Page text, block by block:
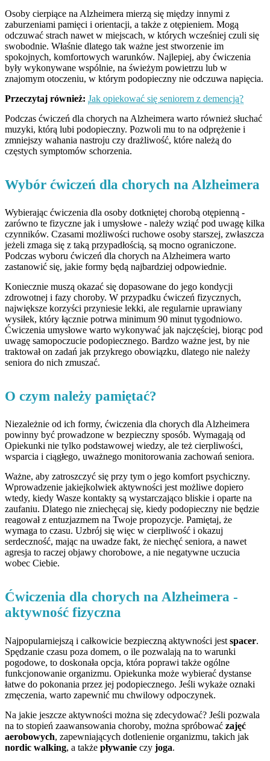
Osoby cierpiące na Alzheimera mierzą się między innymi z
zaburzeniami pamięci i orientacji, a także z otępieniem. Mogą
odczuwać strach nawet w miejscach, w których wcześniej czuli się
swobodnie. Właśnie dlatego tak ważne jest stworzenie im
spokojnych, komfortowych warunków. Najlepiej, aby ćwiczenia
były wykonywane wspólnie, na świeżym powietrzu lub w
znajomym otoczeniu, w którym podopieczny nie odczuwa napięcia.
Przeczytaj również: Jak opiekować się seniorem z demencją?
Podczas ćwiczeń dla chorych na Alzheimera warto również słuchać
muzyki, którą lubi podopieczny. Pozwoli mu to na odprężenie i
zmniejszy wahania nastroju czy drażliwość, które należą do
częstych symptomów schorzenia.
Wybór ćwiczeń dla chorych na Alzheimera
Wybierając ćwiczenia dla osoby dotkniętej chorobą otępienną -
zarówno te fizyczne jak i umysłowe - należy wziąć pod uwagę kilka
czynników. Czasami możliwości ruchowe osoby starszej, zwłaszcza
jeżeli zmaga się z taką przypadłością, są mocno ograniczone.
Podczas wyboru ćwiczeń dla chorych na Alzheimera warto
zastanowić się, jakie formy będą najbardziej odpowiednie.
Koniecznie muszą okazać się dopasowane do jego kondycji
zdrowotnej i fazy choroby. W przypadku ćwiczeń fizycznych,
największe korzyści przyniesie lekki, ale regularnie uprawiany
wysiłek, który łącznie potrwa minimum 90 minut tygodniowo.
Ćwiczenia umysłowe warto wykonywać jak najczęściej, biorąc pod
uwagę samopoczucie podopiecznego. Bardzo ważne jest, by nie
traktował on zadań jak przykrego obowiązku, dlatego nie należy
seniora do nich zmuszać.
O czym należy pamiętać?
Niezależnie od ich formy, ćwiczenia dla chorych dla Alzheimera
powinny być prowadzone w bezpieczny sposób. Wymagają od
Opiekunki nie tylko podstawowej wiedzy, ale też cierpliwości,
wsparcia i ciągłego, uważnego monitorowania zachowań seniora.
Ważne, aby zatroszczyć się przy tym o jego komfort psychiczny.
Wprowadzenie jakiejkolwiek aktywności jest możliwe dopiero
wtedy, kiedy Wasze kontakty są wystarczająco bliskie i oparte na
zaufaniu. Dlatego nie zniechęcaj się, kiedy podopieczny nie będzie
reagował z entuzjazmem na Twoje propozycje. Pamiętaj, że
wymaga to czasu. Uzbrój się więc w cierpliwość i okazuj
serdeczność, mając na uwadze fakt, że niechęć seniora, a nawet
agresja to raczej objawy chorobowe, a nie negatywne uczucia
wobec Ciebie.
Ćwiczenia dla chorych na Alzheimera -
aktywność fizyczna
Najpopularniejszą i całkowicie bezpieczną aktywności jest spacer.
Spędzanie czasu poza domem, o ile pozwalają na to warunki
pogodowe, to doskonała opcja, która poprawi także ogólne
funkcjonowanie organizmu. Opiekunka może wybierać dystanse
łatwe do pokonania przez jej podopiecznego. Jeśli wykaże oznaki
zmęczenia, warto zapewnić mu chwilowy odpoczynek.
Na jakie jeszcze aktywności można się zdecydować? Jeśli pozwala
na to stopień zaawansowania choroby, można spróbować zajęć
aerobowych, zapewniających dotlenienie organizmu, takich jak
nordic walking, a także pływanie czy joga.